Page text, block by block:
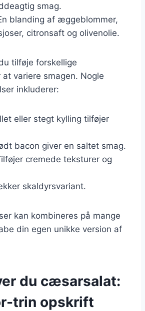
smag.
blanding af æggeblommer,
citronsaft og olivenolie.
tilføje forskellige
variere smagen. Nogle
inkluderer:
eller stegt kylling tilføjer
bacon giver en saltet smag.
cremede teksturer og
skaldyrsvariant.
kan kombineres på mange
din egen unikke version af
du cæsarsalat:
trin opskrift